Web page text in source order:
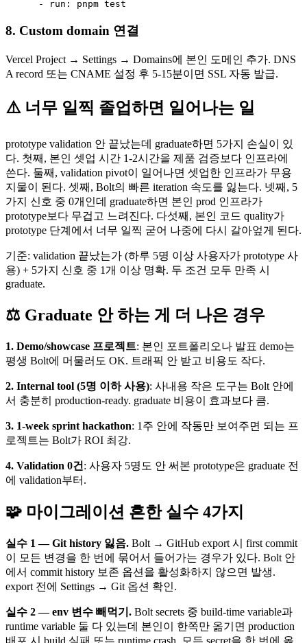
8. Custom domain 연결
Vercel Project → Settings → Domains에 본인 도메인 추가. DNS
A record 또는 CNAME 설정 후 5-15분이면 SSL 자동 발급.
⚠️ 너무 일찍 졸업하면 일어나는 일
prototype validation 안 끝났는데 graduate하면 5가지 손실이 있
다. 첫째, 본인 셋업 시간 1-2시간을 제품 검증보다 인프라에
쓴다. 둘째, validation pivot이 일어나면 셋업한 인프라가 무용
지물이 된다. 셋째, Bolt의 빠른 iteration 속도를 잃는다. 넷째, 5
가지 신호 중 0개인데 graduate하면 본인 prod 인프라가
prototype보다 무겁고 느려진다. 다섯째, 본인 코드 quality가
prototype 단계에서 너무 일찍 굳어 나중에 다시 갈아엎게 된다.
기준: validation 끝났는가 (하루 5명 이상 사용자가 prototype 사
용) + 5가지 신호 중 1개 이상 명확. 두 조건 모두 만족 시
graduate.
⚖️ Graduate 안 하는 게 더 나은 경우
1. Demo/showcase 프로젝트: 본인 포트폴리오나 발표 demo는
평생 Bolt에 머물러도 OK. 트래픽 안 받고 비용도 작다.
2. Internal tool (5명 이하 사용): 사내용 작은 도구는 Bolt 안에
서 충분히 production-ready. graduate 비용이 효과보다 큼.
3. 1-week sprint hackathon: 1주 안에 작동만 보여주면 되는 프
로젝트는 Bolt가 ROI 최강.
4. Validation 0건 : 사용자 5명도 안 써본 prototype은 graduate 전
에 validation부터.
🧩 마이그레이션 흔한 실수 4가지
실수 1 — Git history 잃음. Bolt → GitHub export 시 first commit
이 모든 변경을 한 번에 묶어서 들어가는 경우가 있다. Bolt 안
에서 commit history 보존 옵션을 활성화하지 않으면 발생.
export 전에 Settings → Git 옵션 확인.
실수 2 — env 변수 빼먹기. Bolt secrets 중 build-time variable과
runtime variable 둘 다 있는데 본인이 한쪽만 옮기면 production